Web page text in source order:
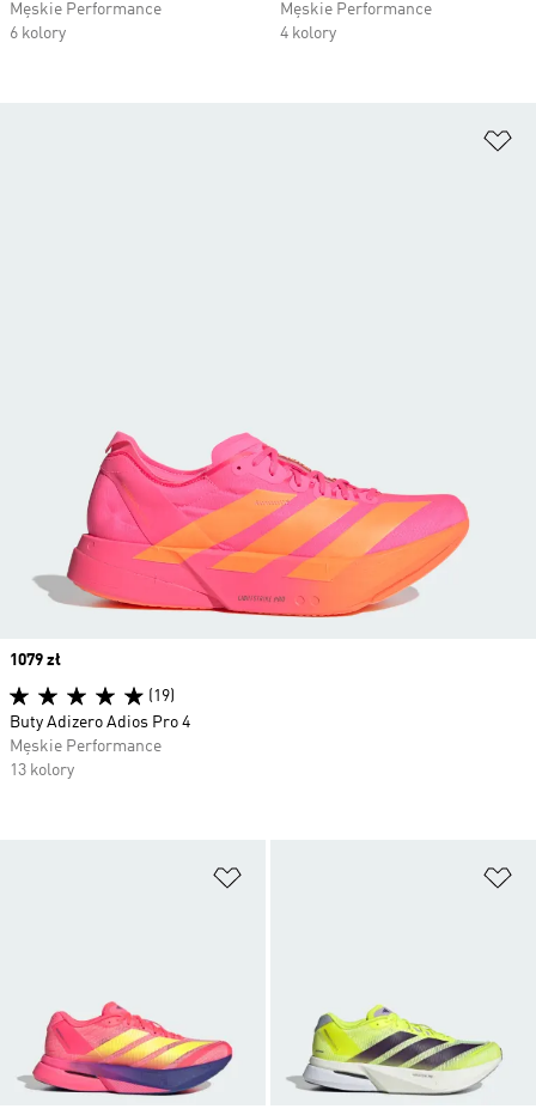
Męskie Performance
6 kolory
Męskie Performance
4 kolory
Price
1079 zł
(19)
Buty Adizero Adios Pro 4
Męskie Performance
13 kolory